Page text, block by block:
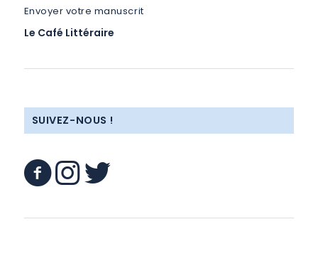
Envoyer votre manuscrit
Le Café Littéraire
SUIVEZ-NOUS !